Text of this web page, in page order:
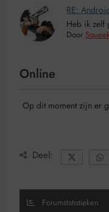
RE:
Heb ik zelf
Door
Online
Op dit moment zijn er
Deel:
Forumstatistieken